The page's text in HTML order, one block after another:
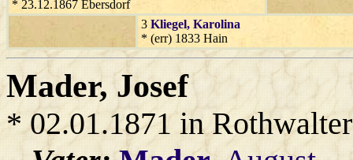
* 23.12.1867 Ebersdorf
3 Kliegel, Karolina
* (err) 1833 Hain
Mader, Josef
* 02.01.1871 in